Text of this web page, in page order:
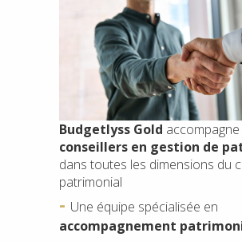
Budgetlyss Gold accompagne
conseillers en gestion de
dans toutes les dimensions du
patrimonial
Une équipe spécialisée en
accompagnement